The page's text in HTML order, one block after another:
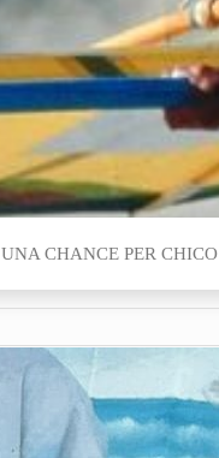
UNA CHANCE PER CHICO